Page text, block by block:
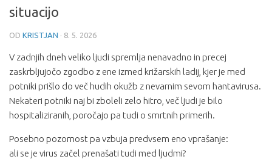
situacijo
OD KRISTJAN · 8. 5. 2026
V zadnjih dneh veliko ljudi spremlja nenavadno in precej
zaskrbljujočo zgodbo z ene izmed križarskih ladij, kjer je med
potniki prišlo do več hudih okužb z nevarnim sevom hantavirusa.
Nekateri potniki naj bi zboleli zelo hitro, več ljudi je bilo
hospitaliziranih, poročajo pa tudi o smrtnih primerih.
Posebno pozornost pa vzbuja predvsem eno vprašanje:
ali se je virus začel prenašati tudi med ljudmi?